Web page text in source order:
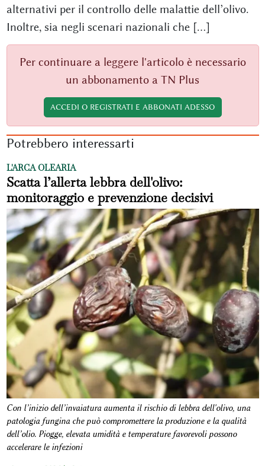
alternativi per il controllo delle malattie dell’olivo.
Inoltre, sia negli scenari nazionali che [...]
Per continuare a leggere l'articolo è necessario
un abbonamento a TN Plus
ACCEDI O REGISTRATI E ABBONATI ADESSO
Potrebbero interessarti
L'ARCA OLEARIA
Scatta l’allerta lebbra dell'olivo:
monitoraggio e prevenzione decisivi
Con l’inizio dell’invaiatura aumenta il rischio di lebbra dell'olivo, una
patologia fungina che può compromettere la produzione e la qualità
dell’olio. Piogge, elevata umidità e temperature favorevoli possono
accelerare le infezioni